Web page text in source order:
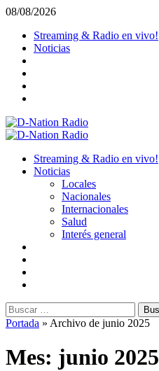
Saltar
contenido
08/08/2026
Streaming & Radio en vivo!
Noticias
Menú
Streaming & Radio en vivo!
Noticias
Locales
Nacionales
Internacionales
Salud
Interés general
Buscar:
Portada » Archivo de junio 2025
Mes: junio 2025